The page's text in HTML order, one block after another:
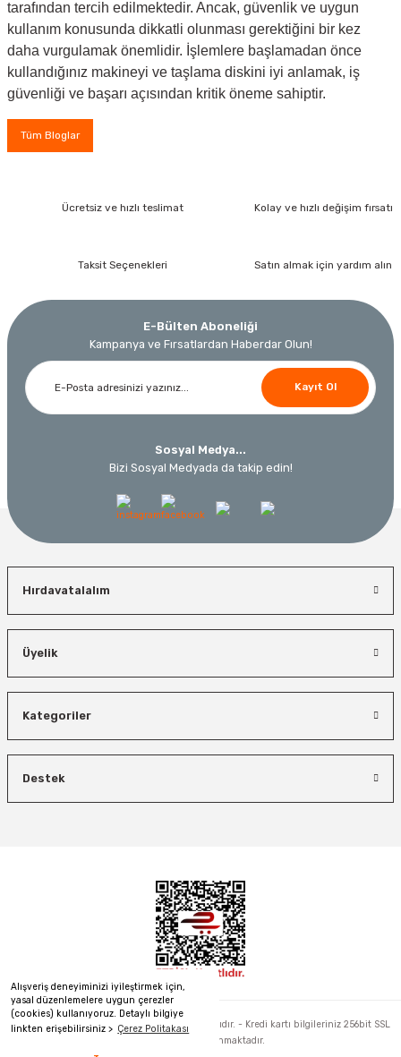
Alışveriş deneyiminizi iyileştirmek için,
yasal düzenlemelere uygun çerezler
(cookies) kullanıyoruz. Detaylı bilgiye
linkten erişebilirsiniz > Çerez Politakası
tarafından tercih edilmektedir. Ancak, güvenlik ve uygun
kullanım konusunda dikkatli olunması gerektiğini bir kez
daha vurgulamak önemlidir. İşlemlere başlamadan önce
kullandığınız makineyi ve taşlama diskini iyi anlamak, iş
güvenliği ve başarı açısından kritik öneme sahiptir.
Tüm Bloglar
Ücretsiz ve hızlı teslimat Kolay ve hızlı değişim fırsatı
Taksit Seçenekleri Satın almak için yardım alın
E-Bülten Aboneliği
Kampanya ve Fırsatlardan Haberdar Olun!
Kayıt Ol
Sosyal Medya...
Bizi Sosyal Medyada da takip edin!
Hırdavatalalım
Üyelik
Kategoriler
Destek
2022 © hirdavatalalim.com - Tüm Hakları Saklıdır. - Kredi kartı bilgileriniz 256bit SSL
sertifikası ile korunmaktadır.